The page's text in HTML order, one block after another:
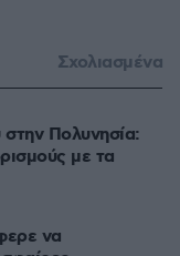
Σχολιασμένα
Πολυνησία:
με τα
να